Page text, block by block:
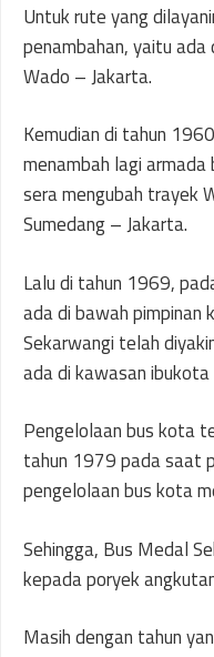
Untuk rute yang
penambahan, yaitu
Wado – Jakarta.
Kemudian di tahun
menambah lagi
sera mengubah trayek
Sumedang – Jakarta.
Lalu di tahun 1969,
ada di bawah pimpinan
Sekarwangi telah
ada di kawasan ibukota
Pengelolaan bus kota
tahun 1979 pada saat
pengelolaan bus kota
Sehingga, Bus Medal
kepada poryek
Masih dengan tahun